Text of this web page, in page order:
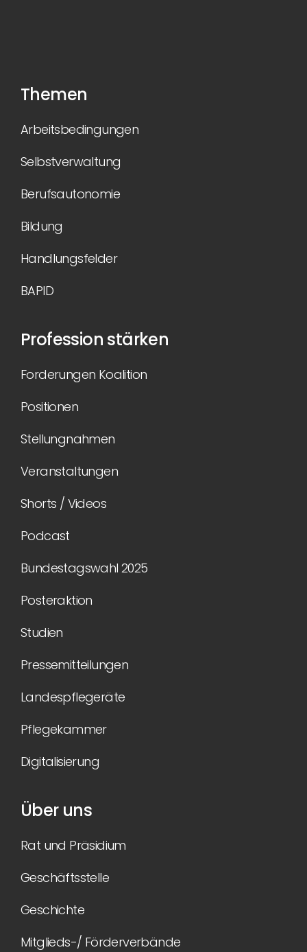
Themen
Arbeitsbedingungen
Selbstverwaltung
Berufsautonomie
Bildung
Handlungsfelder
BAPID
Profession stärken
Forderungen Koalition
Positionen
Stellungnahmen
Veranstaltungen
Shorts / Videos
Podcast
Bundestagswahl 2025
Posteraktion
Studien
Pressemitteilungen
Landespflegeräte
Pflegekammer
Digitalisierung
Über uns
Rat und Präsidium
Geschäftsstelle
Geschichte
Mitglieds-/ Förderverbände